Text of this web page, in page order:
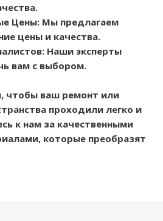
Цены: Мы предлагаем
цены и качества.
Наши эксперты
вам с выбором.
чтобы ваш ремонт или
проходили легко и
к нам за качественными
которые преобразят